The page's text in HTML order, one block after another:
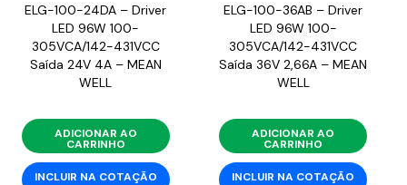
ELG-100-24DA – Driver
LED 96W 100-
305VCA/142-431VCC
Saída 24V 4A – MEAN
WELL
ADICIONAR AO
CARRINHO
INCLUIR NA COTAÇÃO
ELG-100-36AB – Driver
LED 96W 100-
305VCA/142-431VCC
Saída 36V 2,66A – MEAN
WELL
ADICIONAR AO
CARRINHO
INCLUIR NA COTAÇÃO